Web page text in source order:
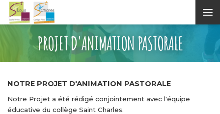
Aller au contenu principal
PROJET D'ANIMATION PASTORALE
NOTRE PROJET D'ANIMATION PASTORALE
Notre Projet a été rédigé conjointement avec l'équipe
éducative du collège Saint Charles.